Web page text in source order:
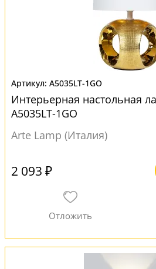
A5035LT-1GO
Интерьерная настольная
A5035LT-1GO
Arte Lamp (Италия)
2 093 ₽